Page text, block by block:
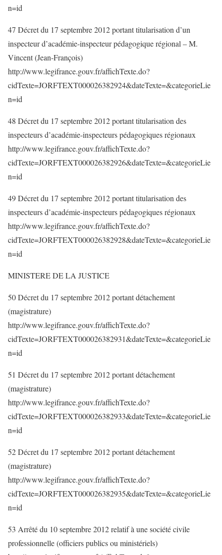
n=id
47 Décret du 17 septembre 2012 portant titularisation d’un
inspecteur d’académie-inspecteur pédagogique régional – M.
Vincent (Jean-François)
http://www.legifrance.gouv.fr/affichTexte.do?
cidTexte=JORFTEXT000026382924&dateTexte=&categorieLie
n=id
48 Décret du 17 septembre 2012 portant titularisation des
inspecteurs d’académie-inspecteurs pédagogiques régionaux
http://www.legifrance.gouv.fr/affichTexte.do?
cidTexte=JORFTEXT000026382926&dateTexte=&categorieLie
n=id
49 Décret du 17 septembre 2012 portant titularisation des
inspecteurs d’académie-inspecteurs pédagogiques régionaux
http://www.legifrance.gouv.fr/affichTexte.do?
cidTexte=JORFTEXT000026382928&dateTexte=&categorieLie
n=id
MINISTERE DE LA JUSTICE
50 Décret du 17 septembre 2012 portant détachement
(magistrature)
http://www.legifrance.gouv.fr/affichTexte.do?
cidTexte=JORFTEXT000026382931&dateTexte=&categorieLie
n=id
51 Décret du 17 septembre 2012 portant détachement
(magistrature)
http://www.legifrance.gouv.fr/affichTexte.do?
cidTexte=JORFTEXT000026382933&dateTexte=&categorieLie
n=id
52 Décret du 17 septembre 2012 portant détachement
(magistrature)
http://www.legifrance.gouv.fr/affichTexte.do?
cidTexte=JORFTEXT000026382935&dateTexte=&categorieLie
n=id
53 Arrêté du 10 septembre 2012 relatif à une société civile
professionnelle (officiers publics ou ministériels)